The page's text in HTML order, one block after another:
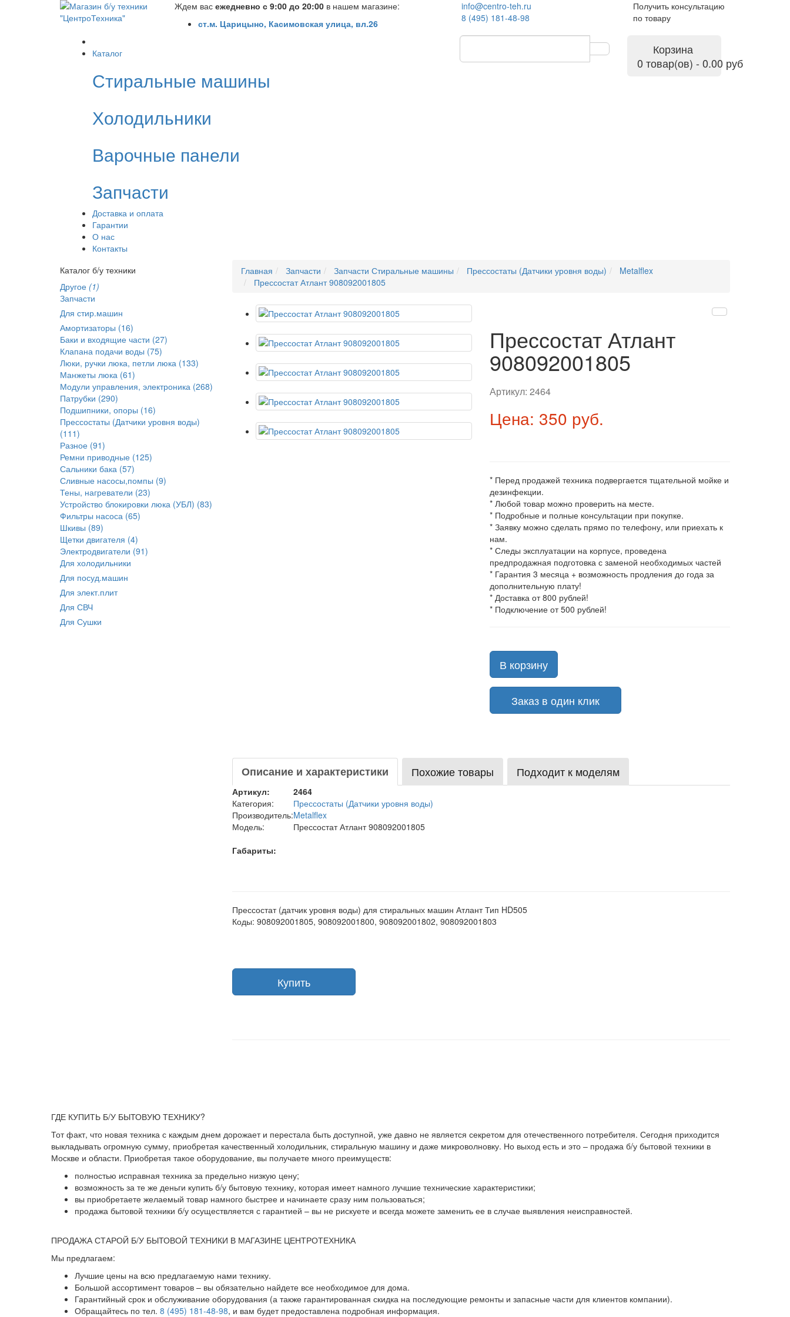
Ждем вас ежедневно с 9:00 до 20:00 в нашем магазине:
ст.м. Царицыно, Касимовская улица, вл.26
info@centro-teh.ru
8 (495) 181-48-98
Получить консультацию
по товару
Каталог
Стиральные машины
Холодильники
Варочные панели
Запчасти
Доставка и оплата
Гарантии
О нас
Контакты
Корзина
0 товар(ов) - 0.00 руб
Каталог б/у техники
Другое (1)
Запчасти
Для стир.машин
Амортизаторы (16)
Баки и входящие части (27)
Клапана подачи воды (75)
Люки, ручки люка, петли люка (133)
Манжеты люка (61)
Модули управления, электроника (268)
Патрубки (290)
Подшипники, опоры (16)
Прессостаты (Датчики уровня воды)
(111)
Разное (91)
Ремни приводные (125)
Сальники бака (57)
Сливные насосы,помпы (9)
Тены, нагреватели (23)
Устройство блокировки люка (УБЛ) (83)
Фильтры насоса (65)
Шкивы (89)
Щетки двигателя (4)
Электродвигатели (91)
Для холодильники
Для посуд.машин
Для элект.плит
Для СВЧ
Для Сушки
Главная Запчасти Запчасти Стиральные машины Прессостаты (Датчики уровня воды)
Metalflex
Прессостат Атлант 908092001805
Прессостат Атлант
908092001805
Артикул:2464
Цена: 350 руб.
* Перед продажей техника подвергается тщательной мойке и
дезинфекции.
* Любой товар можно проверить на месте.
* Подробные и полные консультации при покупке.
* Заявку можно сделать прямо по телефону, или приехать к
нам.
* Следы эксплуатации на корпусе, проведена
предпродажная подготовка с заменой необходимых частей
* Гарантия 3 месяца + возможность продления до года за
дополнительную плату!
* Доставка от 800 рублей!
* Подключение от 500 рублей!
В корзину
Заказ в один клик
Описание и характеристики Похожие товары Подходит к моделям
Артикул:
2464
Категория:
Прессостаты (Датчики уровня воды)
Производитель:Metalflex
Модель:
Прессостат Атлант 908092001805
Габариты:
Прессостат (датчик уровня воды) для стиральных машин Атлант Тип HD505
Коды: 908092001805, 908092001800, 908092001802, 908092001803
ГДЕ КУПИТЬ Б/У БЫТОВУЮ ТЕХНИКУ?
Тот факт, что новая техника с каждым днем дорожает и перестала быть доступной, уже давно не является секретом для отечественного потребителя. Сегодня приходится
выкладывать огромную сумму, приобретая качественный холодильник, стиральную машину и даже микроволновку. Но выход есть и это – продажа б/у бытовой техники в
Москве и области. Приобретая такое оборудование, вы получаете много преимуществ:
полностью исправная техника за предельно низкую цену;
возможность за те же деньги купить б/у бытовую технику, которая имеет намного лучшие технические характеристики;
вы приобретаете желаемый товар намного быстрее и начинаете сразу ним пользоваться;
продажа бытовой техники б/у осуществляется с гарантией – вы не рискуете и всегда можете заменить ее в случае выявления неисправностей.
ПРОДАЖА СТАРОЙ Б/У БЫТОВОЙ ТЕХНИКИ В МАГАЗИНЕ ЦЕНТРОТЕХНИКА
Мы предлагаем:
Лучшие цены на всю предлагаемую нами технику.
Большой ассортимент товаров – вы обязательно найдете все необходимое для дома.
Гарантийный срок и обслуживание оборудования (а также гарантированная скидка на последующие ремонты и запасные части для клиентов компании).
Обращайтесь по тел. 8 (495) 181-48-98, и вам будет предоставлена подробная информация.